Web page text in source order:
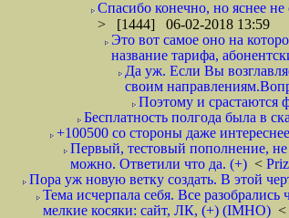
Спасибо конечно, но яснее
> [1444] 06-02-2018 13:59
Это вот самое оно на
название тарифа,
Да уж. Если Вы
своим
Поэтому и срастаются
Бесплатность полгода была в
+100500 со стороны даже
Первый, тестовый пополнение, не
можно. Ответили что да. (+) <
Пора уж новую ветку создать. В этой
Тема исчерпала себя. Все
мелкие косяки: сайт, ЛК, (+) (IMHO) <